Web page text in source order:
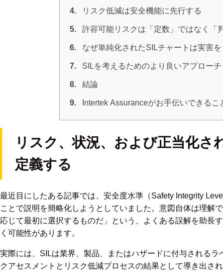
4. リスク低減は安全機能に先行する
5. 許容可能リスクは「定数」ではなく「
6. なぜ単純化されたSILチャートは実害
7. SILを考えるためのより良いアプローチ
8. 結論
9. Intertek Assuranceがお手伝いできるこ
リスク、状況、および正当化さ
定義する
最近目にしたある記事では、安全度水準（Safety Integrity
ことで説明を簡略化しようとしていました。意図自体は理解
応じて最初に選択するものだ」という、よくある誤解を助長
く可能性があります。
実際には、SILは業界、製品、またはハザードに付与される
クアセスメントとリスク低減プロセスの結果として導き出さ